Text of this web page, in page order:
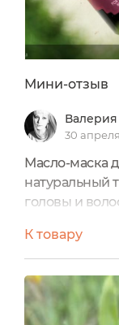
Мини-отзыв
Валерия
30
Масло-маска
натуральный
головы и
растереть в
этого
сеанс
средства
стимулируя
К товару